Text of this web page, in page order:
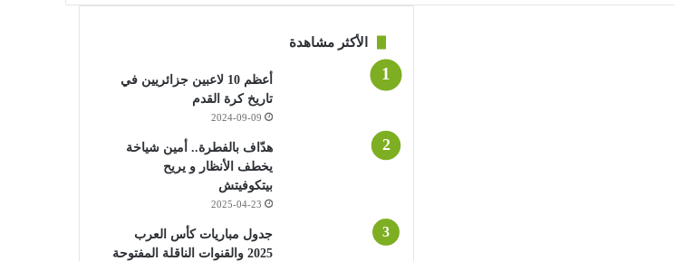
الأكثر مشاهدة
أعظم 10 لاعبين جزائريين في
تاريخ كرة القدم
2024-09-09
هدّاف بالفطرة.. أمين شياخة
يخطف الأنظار و يريح
بيتكوفيتش
2025-04-23
جدول مباريات كأس العرب
2025 والقنوات الناقلة المفتوحة